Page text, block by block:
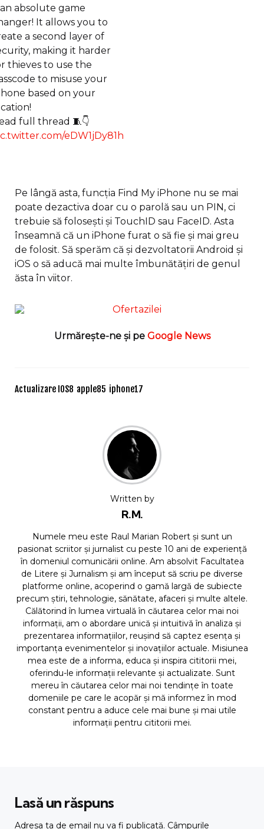
absolute game
It allows you to
a second layer of
making it harder
thieves to use the
to misuse your
based on your
full thread 🧵👇
eDW1jDy81h
Pe lângă asta, funcția Find My iPhone nu se mai
poate dezactiva doar cu o parolă sau un PIN, ci
trebuie să folosești și TouchID sau FaceID. Asta
înseamnă că un iPhone furat o să fie și mai greu
de folosit. Să sperăm că și dezvoltatorii Android și
iOS o să aducă mai multe îmbunătățiri de genul
ăsta în viitor.
Urmărește-ne și pe Google News
Actualizare IOS8 apple85 iphone17
Written by
R.M.
Numele meu este Raul Marian Robert și sunt un
pasionat scriitor și jurnalist cu peste 10 ani de experiență
în domeniul comunicării online. Am absolvit Facultatea
de Litere și Jurnalism și am început să scriu pe diverse
platforme online, acoperind o gamă largă de subiecte
precum știri, tehnologie, sănătate, afaceri și multe altele.
Călătorind în lumea virtuală în căutarea celor mai noi
informații, am o abordare unică și intuitivă în analiza și
prezentarea informațiilor, reușind să captez esența și
importanța evenimentelor și inovațiilor actuale. Misiunea
mea este de a informa, educa și inspira cititorii mei,
oferindu-le informații relevante și actualizate. Sunt
mereu în căutarea celor mai noi tendințe în toate
domeniile pe care le acopăr și mă informez în mod
constant pentru a aduce cele mai bune și mai utile
informații pentru cititorii mei.
Lasă un răspuns
Adresa ta de email nu va fi publicată. Câmpurile